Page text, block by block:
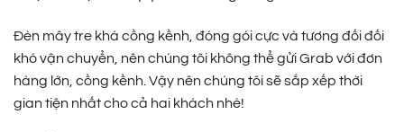
Đèn mây tre khá cồng kềnh, đóng gói cực và tương đối đối
khó vận chuyển, nên chúng tôi không thể gửi Grab với đơn
hàng lớn, cồng kềnh. Vậy nên chúng tôi sẽ sắp xếp thời
gian tiện nhất cho cả hai khách nhé!